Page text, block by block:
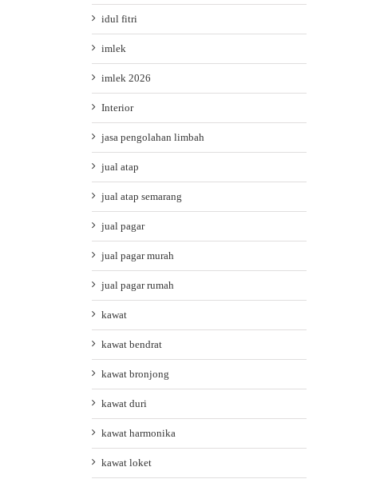
idul fitri
imlek
imlek 2026
Interior
jasa pengolahan limbah
jual atap
jual atap semarang
jual pagar
jual pagar murah
jual pagar rumah
kawat
kawat bendrat
kawat bronjong
kawat duri
kawat harmonika
kawat loket